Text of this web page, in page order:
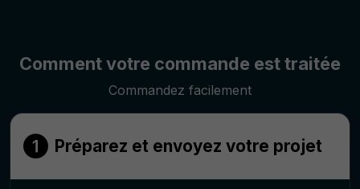
Comment votre commande est traitée
Commandez facilement
Préparez et envoyez votre projet